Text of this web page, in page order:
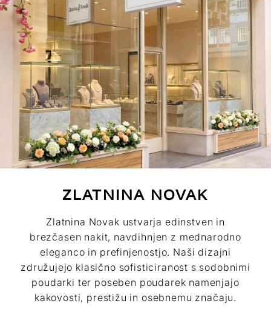
ZLATNINA NOVAK
Zlatnina Novak ustvarja edinstven in
brezčasen nakit, navdihnjen z mednarodno
eleganco in prefinjenostjo. Naši dizajni
združujejo klasično sofisticiranost s sodobnimi
poudarki ter poseben poudarek namenjajo
kakovosti, prestižu in osebnemu značaju.